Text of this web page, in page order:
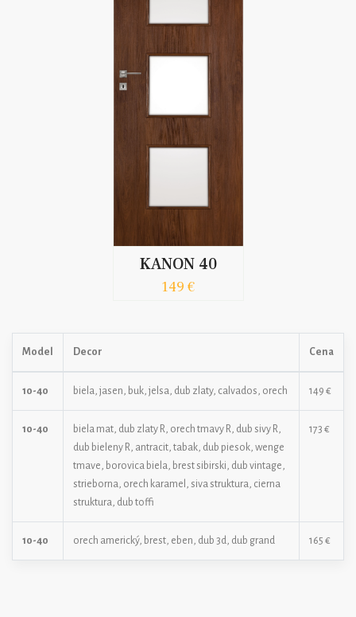
KANON 40
149 €
Model Decor Cena
10-40 biela, jasen, buk, jelsa, dub zlaty, calvados, orech 149 €
10-40
biela mat, dub zlaty R, orech tmavy R, dub sivy R,
dub bieleny R, antracit, tabak, dub piesok, wenge
tmave, borovica biela, brest sibirski, dub vintage,
strieborna, orech karamel, siva struktura, cierna
struktura, dub toffi
173 €
10-40 orech americký, brest, eben, dub 3d, dub grand 165 €